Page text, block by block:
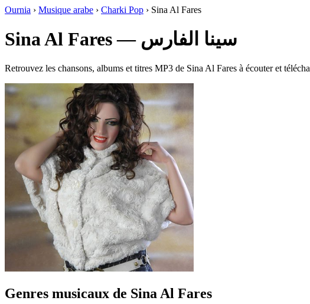
Ournia › Musique arabe › Charki Pop › Sina Al Fares
Sina Al Fares — سينا الفارس
Retrouvez les chansons, albums et titres MP3 de Sina Al Fares à écouter et
Genres musicaux de Sina Al Fares